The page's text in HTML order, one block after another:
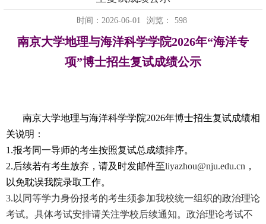
时间：2026-06-01 浏览： 598
南京大学地理与海洋科学学院2026年“海洋专
项”博士招生复试成绩公示
南京大学地理与海洋科学学院2026年博士招生复试成绩相
关说明：
1.报考同一导师的考生按照复试总成绩排序。
2.后续若有考生放弃，请及时发邮件至liyazhou@nju.edu.cn ，
以免耽误我院录取工作。
3. 以同等学力身份报考的考生须参加我校统一组织的政治理论
考试。具体考试安排请关注学校后续通知。政治理论考试不